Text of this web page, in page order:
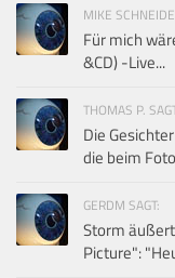
MIKE
Für mich
&CD) -Live...
THOMAS P.
Die
die beim
GERDM SAGT:
Storm
Picture":